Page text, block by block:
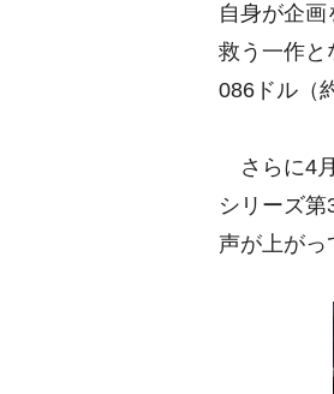
自身が企
救う一作と
086ドル（
さらに4
シリーズ
声が上がっ